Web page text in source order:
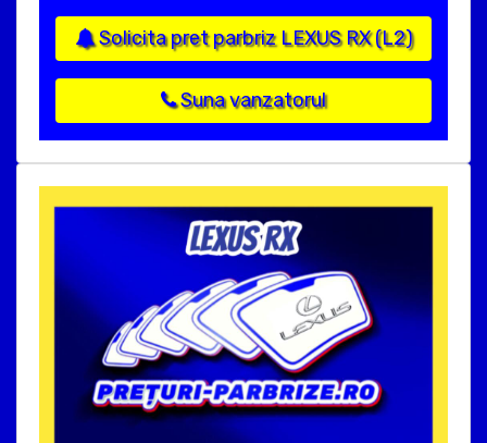
Solicita pret parbriz LEXUS RX (L2)
Suna vanzatorul